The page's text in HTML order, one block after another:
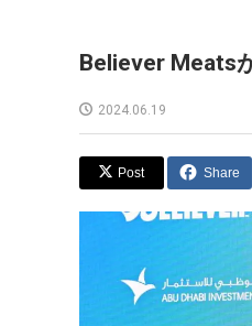
Believer Meats
2024.06.19
Post Share